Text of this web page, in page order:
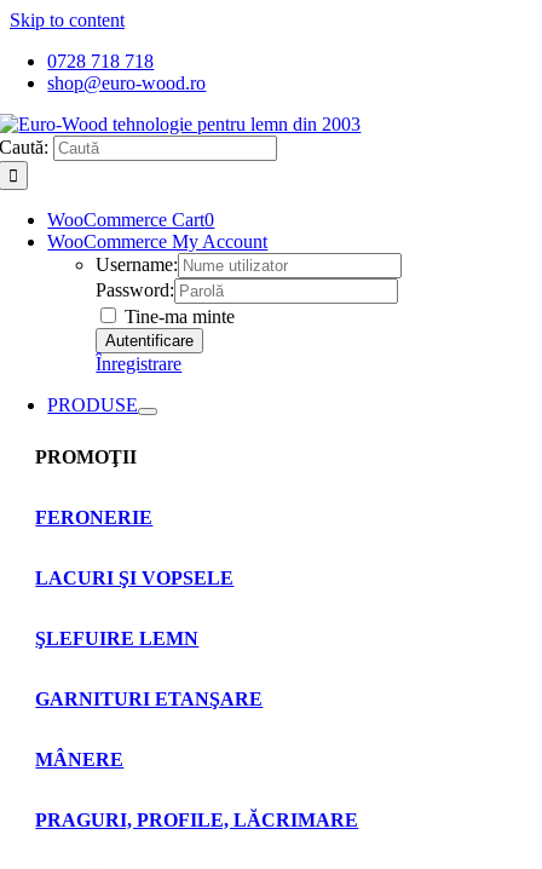
Skip to content
0728 718 718
shop@euro-wood.ro
Caută:
WooCommerce Cart0
WooCommerce My Account
Username:
Password:
Tine-ma minte
Înregistrare
PRODUSE
PROMOŢII
FERONERIE
LACURI ŞI VOPSELE
ŞLEFUIRE LEMN
GARNITURI ETANŞARE
MÂNERE
PRAGURI, PROFILE, LĂCRIMARE